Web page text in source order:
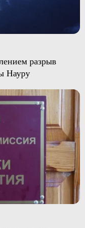
разрыв
Науру